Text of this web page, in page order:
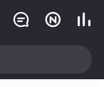
  